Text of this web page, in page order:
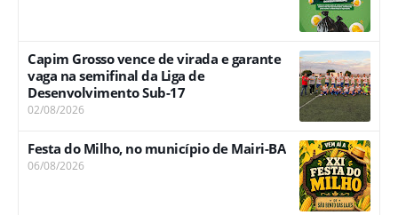
Capim Grosso vence de virada e garante
vaga na semifinal da Liga de
Desenvolvimento Sub-17
02/08/2026
Festa do Milho, no município de Mairi-BA
06/08/2026